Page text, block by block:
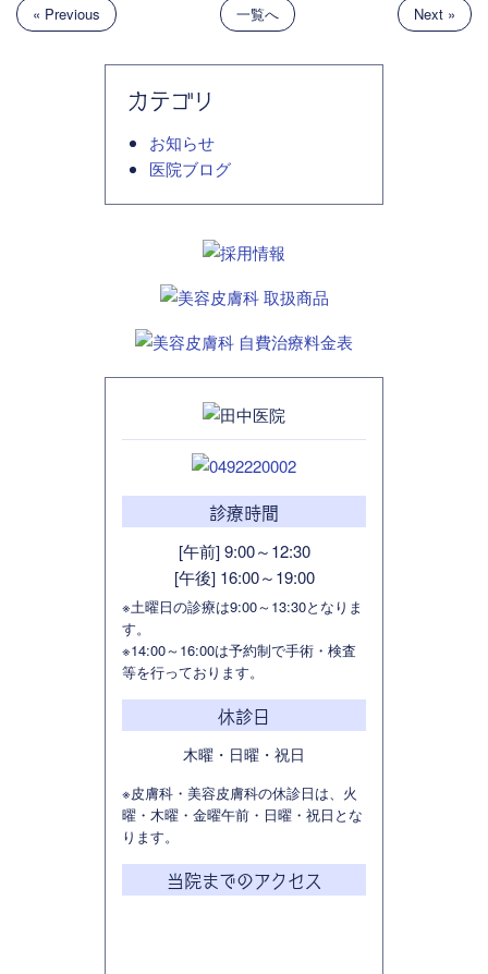
« Previous 一覧へ Next »
カテゴリ
お知らせ
医院ブログ
診療時間
[午前] 9:00～12:30
[午後] 16:00～19:00
※土曜日の診療は9:00～13:30となりま
す。
※14:00～16:00は予約制で手術・検査
等を行っております。
休診日
木曜・日曜・祝日
※皮膚科・美容皮膚科の休診日は、火
曜・木曜・金曜午前・日曜・祝日とな
ります。
当院までのアクセス